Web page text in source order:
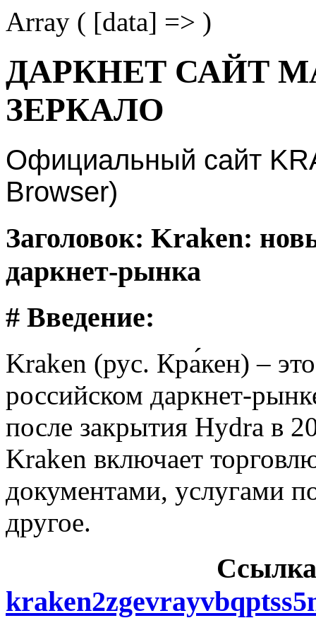
Array ( [data] => )
ДАРКНЕТ САЙТ
ЗЕРКАЛО
Официальный сайт
Browser)
Заголовок: Kraken:
даркнет-рынка
# Введение:
Kraken (рус. Кра́кен) –
российском даркнет-
после закрытия Hydra в
Kraken включает
документами, услугами
другое.